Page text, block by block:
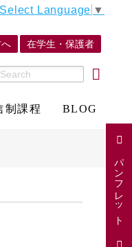
Select Language ▼
在学生・保護者
パンフレット
制課程 BLOG